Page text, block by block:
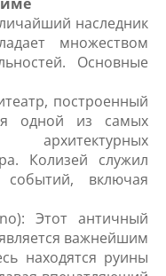
наследник
множеством
Основные
построенный
одной из самых
Колизей служил
включая
Этот античный
важнейшим
находятся руины